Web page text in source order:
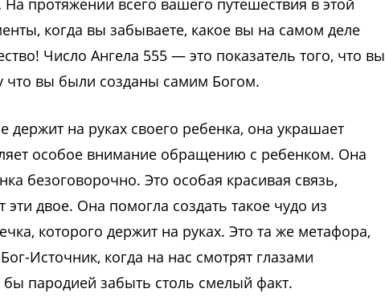
когда вы забываете, какое вы на самом деле
Число Ангела 555 — это показатель того, что вы
что вы были созданы самим Богом.
держит на руках своего ребенка, она украшает
особое внимание обращению с ребенком. Она
безоговорочно. Это особая красивая связь,
двое. Она помогла создать такое чудо из
которого держит на руках. Это та же метафора,
Источник, когда на нас смотрят глазами
пародией забыть столь смелый факт.